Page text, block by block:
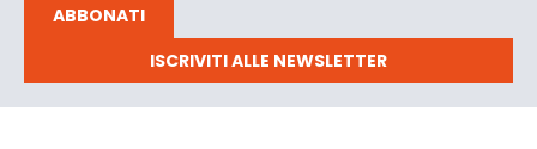
ABBONATI
ISCRIVITI ALLE NEWSLETTER